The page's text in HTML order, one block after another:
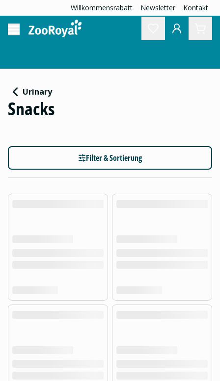
Willkommensrabatt Newsletter Kontakt
Urinary
Snacks
Filter & Sortierung